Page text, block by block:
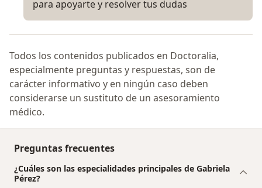
para apoyarte y resolver tus dudas
Todos los contenidos publicados en Doctoralia,
especialmente preguntas y respuestas, son de
carácter informativo y en ningún caso deben
considerarse un sustituto de un asesoramiento
médico.
Preguntas frecuentes
¿Cuáles son las especialidades principales de Gabriela
Pérez?